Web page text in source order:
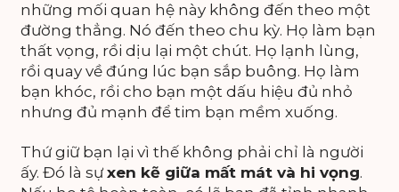
những mối quan hệ này không đến theo một
đường thẳng. Nó đến theo chu kỳ. Họ làm bạn
thất vọng, rồi dịu lại một chút. Họ lạnh lùng,
rồi quay về đúng lúc bạn sắp buông. Họ làm
bạn khóc, rồi cho bạn một dấu hiệu đủ nhỏ
nhưng đủ mạnh để tim bạn mềm xuống.
Thứ giữ bạn lại vì thế không phải chỉ là người
ấy. Đó là sự xen kẽ giữa mất mát và hi vọng.